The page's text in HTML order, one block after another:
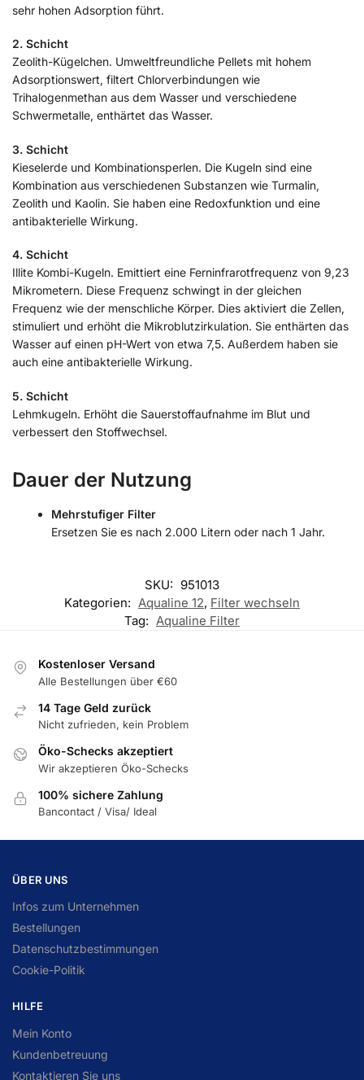
sehr hohen Adsorption führt.
2. Schicht
Zeolith-Kügelchen. Umweltfreundliche Pellets mit hohem
Adsorptionswert, filtert Chlorverbindungen wie
Trihalogenmethan aus dem Wasser und verschiedene
Schwermetalle, enthärtet das Wasser.
3. Schicht
Kieselerde und Kombinationsperlen. Die Kugeln sind eine
Kombination aus verschiedenen Substanzen wie Turmalin,
Zeolith und Kaolin. Sie haben eine Redoxfunktion und eine
antibakterielle Wirkung.
4. Schicht
Illite Kombi-Kugeln. Emittiert eine Ferninfrarotfrequenz von 9,23
Mikrometern. Diese Frequenz schwingt in der gleichen
Frequenz wie der menschliche Körper. Dies aktiviert die Zellen,
stimuliert und erhöht die Mikroblutzirkulation. Sie enthärten das
Wasser auf einen pH-Wert von etwa 7,5. Außerdem haben sie
auch eine antibakterielle Wirkung.
5. Schicht
Lehmkugeln. Erhöht die Sauerstoffaufnahme im Blut und
verbessert den Stoffwechsel.
Dauer der Nutzung
Mehrstufiger Filter
Ersetzen Sie es nach 2.000 Litern oder nach 1 Jahr.
SKU: 951013
Kategorien: Aqualine 12, Filter wechseln
Tag: Aqualine Filter
Kostenloser Versand
Alle Bestellungen über €60
14 Tage Geld zurück
Nicht zufrieden, kein Problem
Öko-Schecks akzeptiert
Wir akzeptieren Öko-Schecks
100% sichere Zahlung
Bancontact / Visa/ Ideal
ÜBER UNS
Infos zum Unternehmen
Bestellungen
Datenschutzbestimmungen
Cookie-Politik
HILFE
Mein Konto
Kundenbetreuung
Kontaktieren Sie uns